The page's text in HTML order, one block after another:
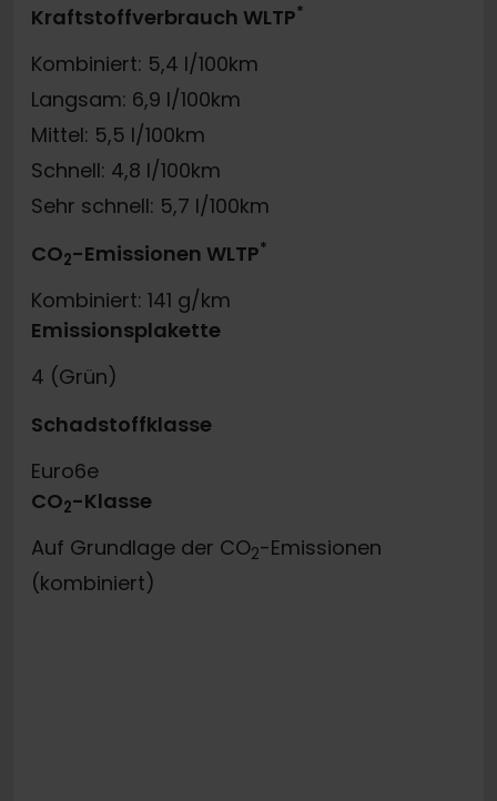
Kraftstoffverbrauch WLTP*
Kombiniert: 5,4 l/100km
Langsam: 6,9 l/100km
Mittel: 5,5 l/100km
Schnell: 4,8 l/100km
Sehr schnell: 5,7 l/100km
CO2-Emissionen WLTP*
Kombiniert: 141 g/km
Emissionsplakette
4 (Grün)
Schadstoffklasse
Euro6e
CO2-Klasse
Auf Grundlage der CO2-Emissionen
(kombiniert)